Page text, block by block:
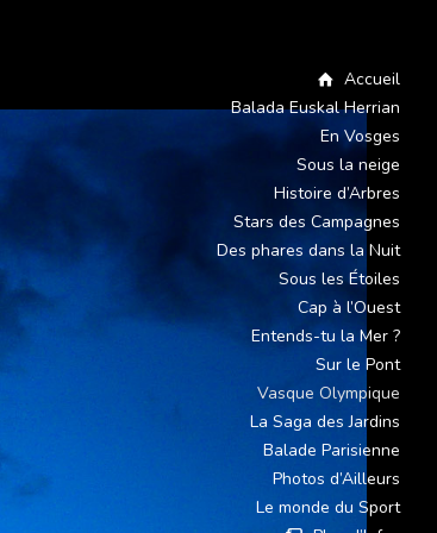
Accueil
Balada Euskal Herrian
En Vosges
Sous la neige
Histoire d’Arbres
Stars des Campagnes
Des phares dans la Nuit
Sous les Étoiles
Cap à l’Ouest
Entends-tu la Mer ?
Sur le Pont
Vasque Olympique
La Saga des Jardins
Balade Parisienne
Photos d’Ailleurs
Le monde du Sport